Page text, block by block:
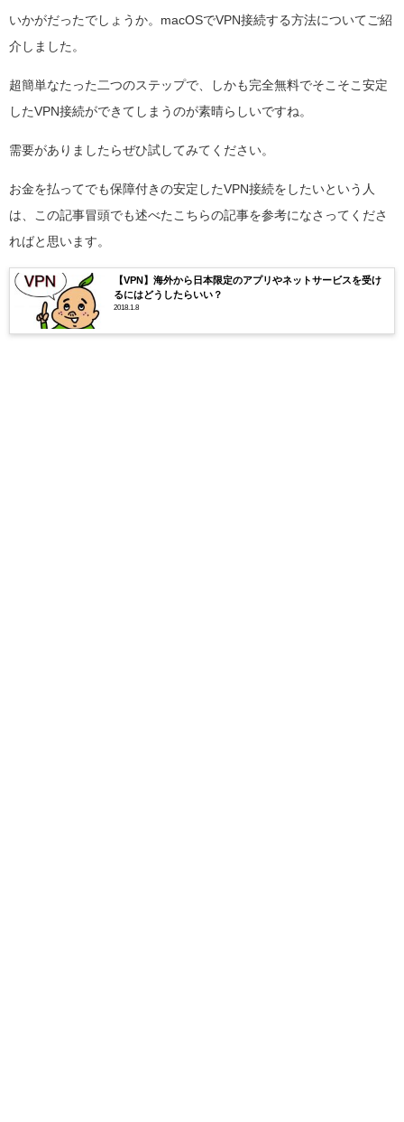
いかがだったでしょうか。macOSでVPN接続する方法についてご紹
介しました。
超簡単なたった二つのステップで、しかも完全無料でそこそこ安定
したVPN接続ができてしまうのが素晴らしいですね。
需要がありましたらぜひ試してみてください。
お金を払ってでも保障付きの安定したVPN接続をしたいという人
は、この記事冒頭でも述べたこちらの記事を参考になさってくださ
ればと思います。
【VPN】海外から日本限定のアプリやネットサービスを受け
るにはどうしたらいい？
2018.1.8